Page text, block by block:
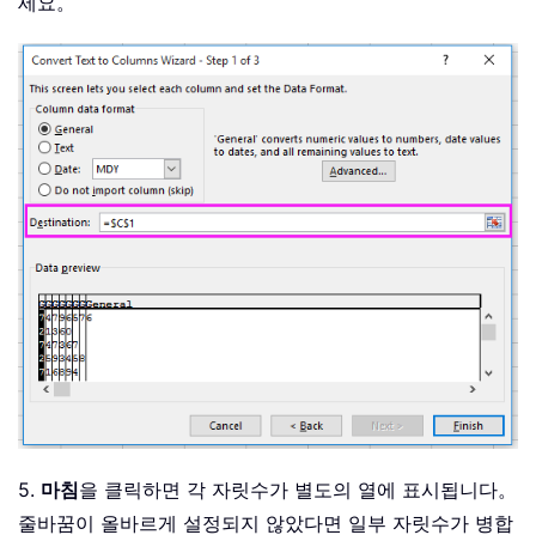
5. 마침을 클릭하면 각 자릿수가 별도의 열에 표시됩니다。
줄바꿈이 올바르게 설정되지 않았다면 일부 자릿수가 병합